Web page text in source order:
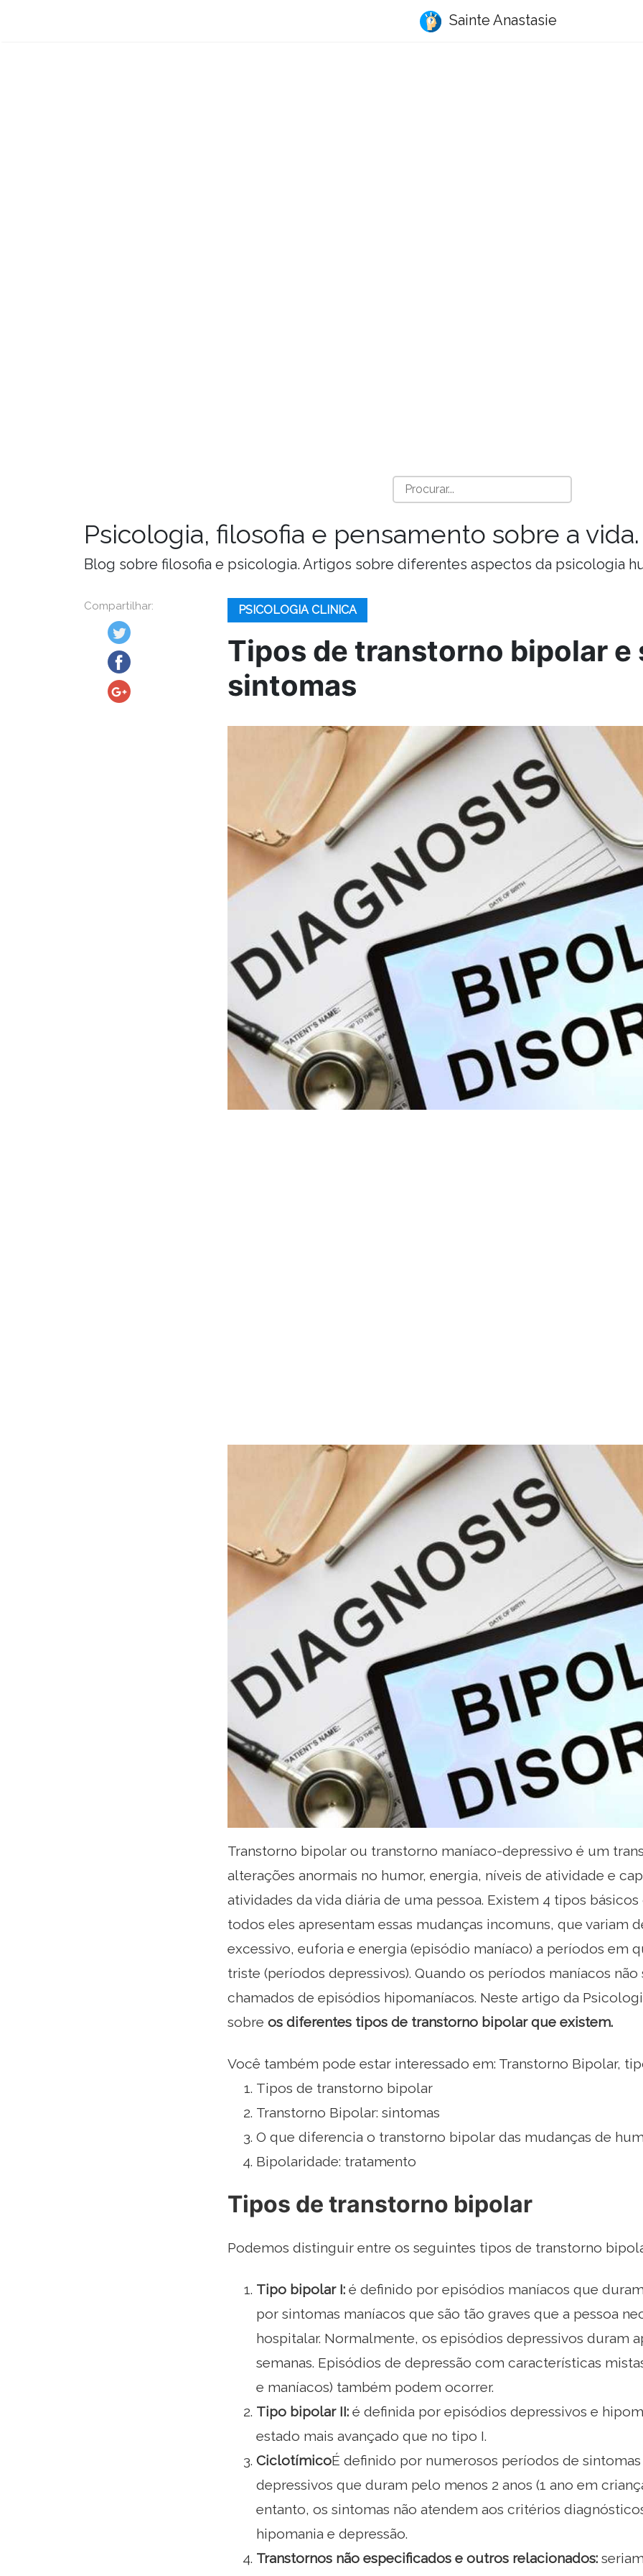
Sainte Anastasie
Psicologia, filosofia e pensamento sobre a vida.
Blog sobre filosofia e psicologia. Artigos sobre diferentes aspectos da psicologia
Compartilhar: PSICOLOGIA CLINICA
Tipos de transtorno bipolar e
sintomas
Transtorno bipolar ou transtorno maníaco-depressivo é um
alterações anormais no humor, energia, níveis de atividade e
atividades da vida diária de uma pessoa. Existem 4 tipos
todos eles apresentam essas mudanças incomuns, que variam
excessivo, euforia e energia (episódio maníaco) a períodos em
triste (períodos depressivos). Quando os períodos maníacos
chamados de episódios hipomaníacos. Neste artigo da
sobre os diferentes tipos de transtorno bipolar que existem.
Você também pode estar interessado em: Transtorno Bipolar,
Tipos de transtorno bipolar
Transtorno Bipolar: sintomas
O que diferencia o transtorno bipolar das mudanças de
Bipolaridade: tratamento
Tipos de transtorno bipolar
Podemos distinguir entre os seguintes tipos de transtorno
Tipo bipolar I: é definido por episódios maníacos que
por sintomas maníacos que são tão graves que a pessoa
hospitalar. Normalmente, os episódios depressivos duram
semanas. Episódios de depressão com características
e maníacos) também podem ocorrer.
Tipo bipolar II: é definida por episódios depressivos e
estado mais avançado que no tipo I.
CiclotímicoÉ definido por numerosos períodos de
depressivos que duram pelo menos 2 anos (1 ano em
entanto, os sintomas não atendem aos critérios
hipomania e depressão.
Transtornos não especificados e outros relacionados: